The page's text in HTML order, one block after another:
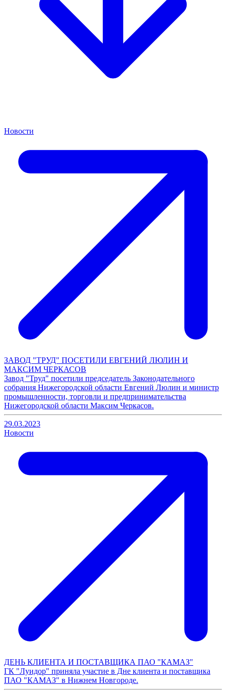
Новости
ЗАВОД "ТРУД" ПОСЕТИЛИ ЕВГЕНИЙ ЛЮЛИН И
МАКСИМ ЧЕРКАСОВ
Завод "Труд" посетили председатель Законодательного
собрания Нижегородской области Евгений Люлин и министр
промышленности, торговли и предпринимательства
Нижегородской области Максим Черкасов.
29.03.2023
Новости
ДЕНЬ КЛИЕНТА И ПОСТАВЩИКА ПАО "КАМАЗ"
ГК "Луидор" приняла участие в Дне клиента и поставщика
ПАО "КАМАЗ" в Нижнем Новгороде.